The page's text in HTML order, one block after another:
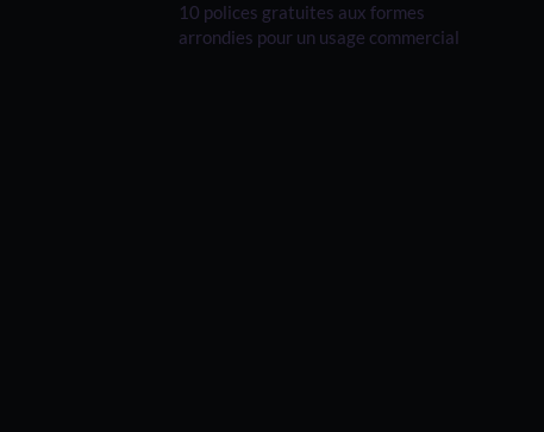
10 polices gratuites aux formes
arrondies pour un usage commercial